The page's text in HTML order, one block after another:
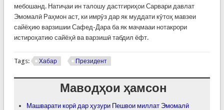
мебошанд. Натиҷаи ин талошу дастгириҳои Сарвари давлат
Эмомалӣ Раҳмон аст, ки имрӯз дар як муддати кӯтоҳ мавзеи
сайёҳию варзишии Сафед-Дара ба як маҷмааи нотакрори
истироҳатию сайёҳӣ ва варзишӣ табдил ёфт.
Tags: Хабар Президент
Маводҳои ҳамсон
Машварати корӣ дар ҳузури Пешвои миллат Эмомалӣ